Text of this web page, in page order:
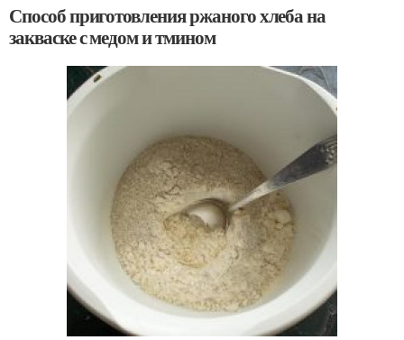
Способ приготовления ржаного хлеба на
закваске с медом и тмином